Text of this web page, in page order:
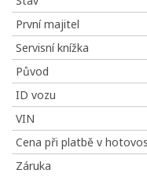
První majitel
Servisní knížka
Původ
ID vozu
VIN
Cena při platbě v
Záruka